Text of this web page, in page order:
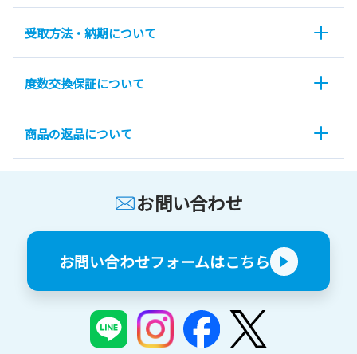
受取方法・納期について
度数交換保証について
商品の返品について
お問い合わせ
お問い合わせフォームはこちら